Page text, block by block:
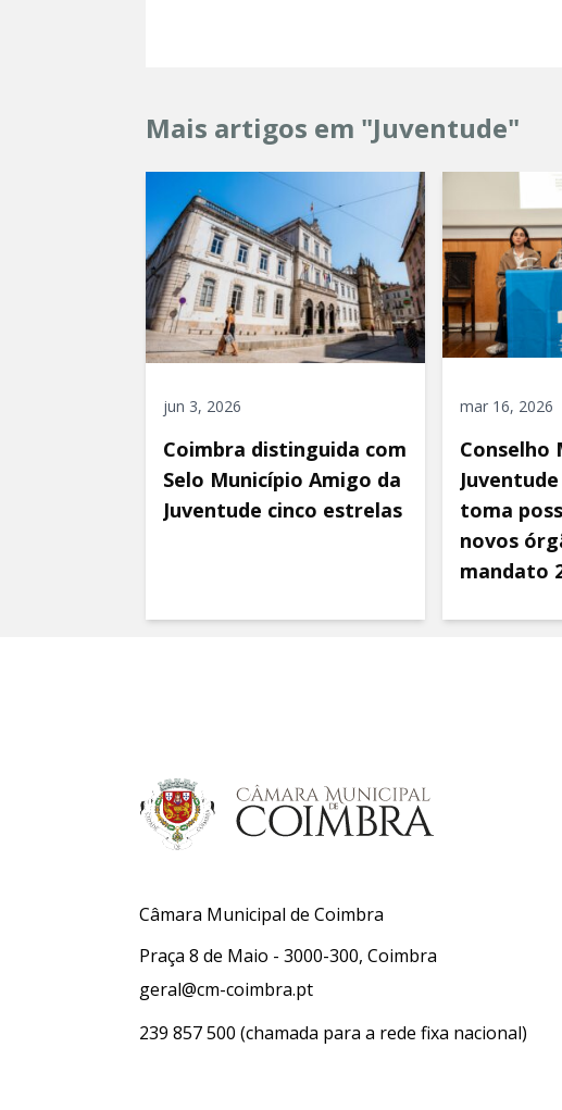
Mais artigos em "Juventude"
jun 3, 2026
Coimbra distinguida com
Selo Município Amigo da
Juventude cinco estrelas
mar 16, 2026
Conselho
toma
novos
mandato
Câmara Municipal de Coimbra
Praça 8 de Maio - 3000-300, Coimbra
geral@cm-coimbra.pt
239 857 500 (chamada para a rede fixa nacional)